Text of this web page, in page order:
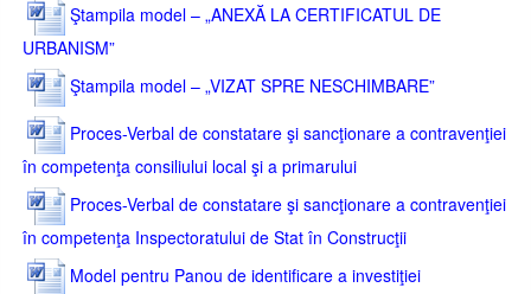
Ştampila model – „ANEXĂ LA CERTIFICATUL DE
URBANISM”
Ştampila model – „VIZAT SPRE NESCHIMBARE”
Proces-Verbal de constatare şi sancţionare a contravenţiei
în competenţa consiliului local şi a primarului
Proces-Verbal de constatare şi sancţionare a contravenţiei
în competenţa Inspectoratului de Stat în Construcţii
Model pentru Panou de identificare a investiţiei